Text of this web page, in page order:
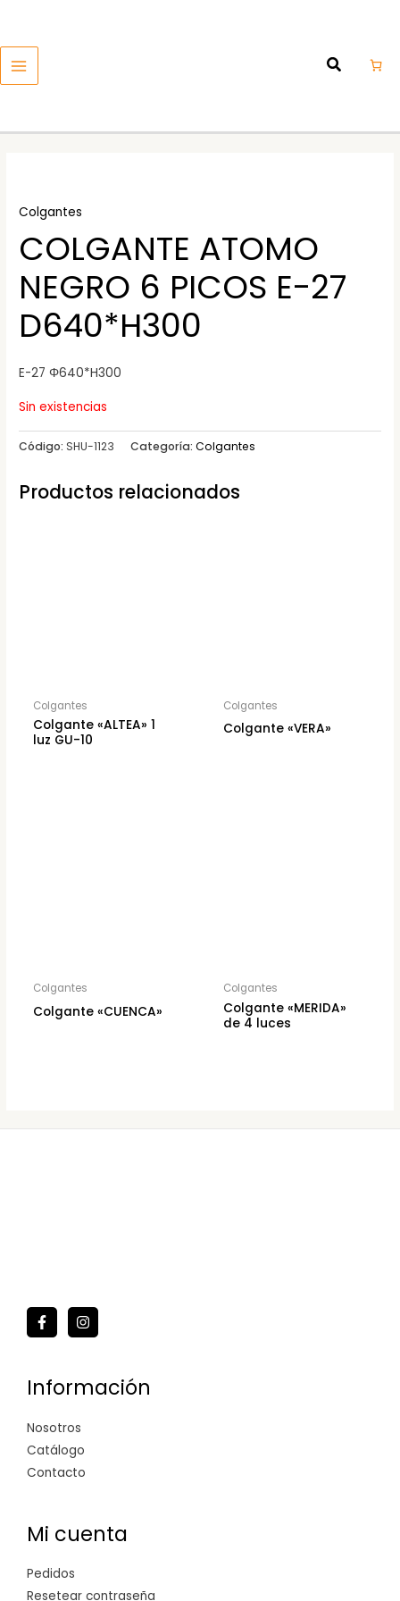
MENU
Colgantes
COLGANTE ATOMO
NEGRO 6 PICOS E-27
D640*H300
E-27 Φ640*H300
Sin existencias
Código:SHU-1123 Categoría:Colgantes
Productos relacionados
Colgantes
Colgante «ALTEA» 1
luz GU-10
Colgantes
Colgante «VERA»
Colgantes
Colgante «CUENCA»
Colgantes
Colgante «MERIDA»
de 4 luces
Información
Nosotros
Catálogo
Contacto
Mi cuenta
Pedidos
Resetear contraseña